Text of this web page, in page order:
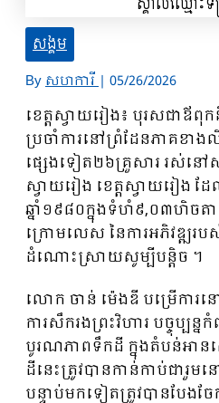
សង្គម
Byសហការី| 05/26/2026
ខេត្តស្វាយរៀង៖ បុរសជាឪ
ប្រចាំការនៅព្រំដែនភាគខាង
ផ្សេងទៀត២៦គ្រួសារ រស់នៅ
ស្វាយរៀង ខេត្តស្វាយរៀង ដ
ឆ្នាំ១៩៨០ក្នុងទំហំ៩,០៣ហិចតា
ក្រោមលេស នៃការអភិវឌ្ឍរ
ដំណោះស្រាយសូម្បីបន្តិច ។
លោក ចាន់ ម៉េងឌី បម្រើការន
ការសឹករងព្រះវិហារ បច្ចុប្បន្ន
បូរណភាពទឹកដី ក្នុងតំបន់អាន
ដីនេះត្រូវបានកាន់កាប់ជារួមន
បន្ទាប់មកទៀតត្រូវបានបែងច